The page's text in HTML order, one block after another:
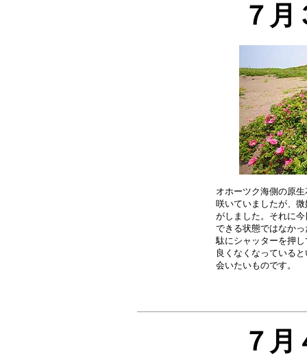
７
オホーツク海側の原
咲いていましたが、
がしました。それに
できる状態ではなか
駄にシャッターを押
良くなくなっている
７